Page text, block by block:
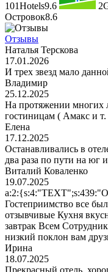
101Hotels9.6
Островок8.6
Отзывы
Наталья Терскова
17.01.2026
И трех звезд мало
Владимир
25.12.2025
На протяжении многих
гостиницам ( Амакс и т.
Елена
17.12.2025
Останавливались в
два раза по пути на юг
Виталий Коваленко
19.07.2025
Гостеприимство все
отзывчивые Кухня
завтрак Всем
низкий поклон вам
Ирина
18.07.2025